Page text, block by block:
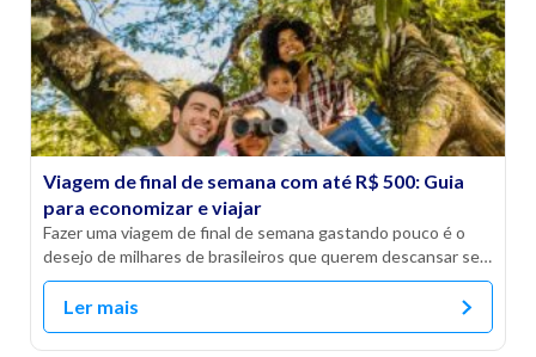
Viagem de final de semana com até R$ 500: Guia
para economizar e viajar
Fazer uma viagem de final de semana gastando pouco é o
desejo de milhares de brasileiros que querem descansar sem
[…]
Ler mais